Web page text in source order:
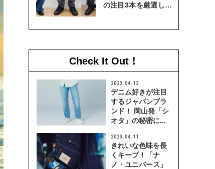
の注目3本を厳選して
Check It Out！
2023.04.12
デニム好きが注目
するジャパンブラ
ンド！ 岡山発「シ
オタ」の秘密に...
2023.04.11
きれいな色味を長
くキープ！「ナ
ノ・ユニバース」